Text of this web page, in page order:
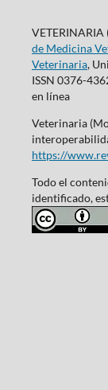
de Medicina
Veterinaria,
ISSN 0376-
en línea
Veterinaria
https://
Todo el
identificado,